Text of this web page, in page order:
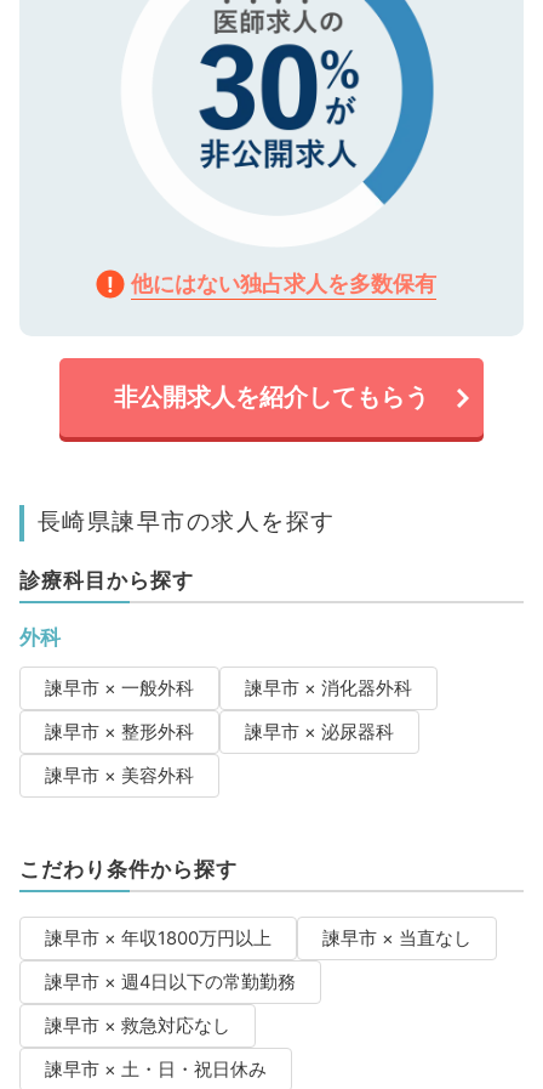
他にはない独占求人を多数保有
非公開求人を紹介してもらう
長崎県諫早市の求人を探す
診療科目から探す
外科
諫早市 × 一般外科
諫早市 × 消化器外科
諫早市 × 整形外科
諫早市 × 泌尿器科
諫早市 × 美容外科
こだわり条件から探す
諫早市 × 年収1800万円以上
諫早市 × 当直なし
諫早市 × 週4日以下の常勤勤務
諫早市 × 救急対応なし
諫早市 × 土・日・祝日休み